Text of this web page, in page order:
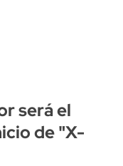
será el
de "X-